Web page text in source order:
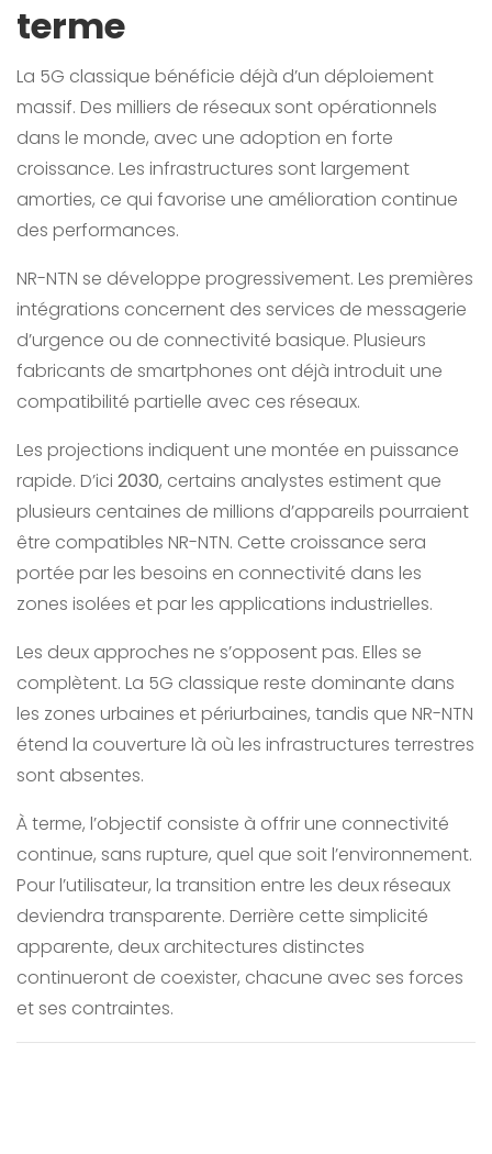
terme
La 5G classique bénéficie déjà d’un déploiement
massif. Des milliers de réseaux sont opérationnels
dans le monde, avec une adoption en forte
croissance. Les infrastructures sont largement
amorties, ce qui favorise une amélioration continue
des performances.
NR-NTN se développe progressivement. Les premières
intégrations concernent des services de messagerie
d’urgence ou de connectivité basique. Plusieurs
fabricants de smartphones ont déjà introduit une
compatibilité partielle avec ces réseaux.
Les projections indiquent une montée en puissance
rapide. D’ici 2030, certains analystes estiment que
plusieurs centaines de millions d’appareils pourraient
être compatibles NR-NTN. Cette croissance sera
portée par les besoins en connectivité dans les
zones isolées et par les applications industrielles.
Les deux approches ne s’opposent pas. Elles se
complètent. La 5G classique reste dominante dans
les zones urbaines et périurbaines, tandis que NR-NTN
étend la couverture là où les infrastructures terrestres
sont absentes.
À terme, l’objectif consiste à offrir une connectivité
continue, sans rupture, quel que soit l’environnement.
Pour l’utilisateur, la transition entre les deux réseaux
deviendra transparente. Derrière cette simplicité
apparente, deux architectures distinctes
continueront de coexister, chacune avec ses forces
et ses contraintes.